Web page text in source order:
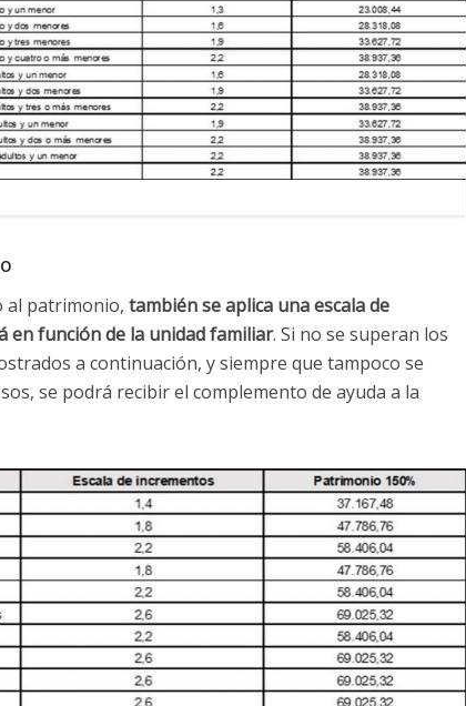
al patrimonio, también se aplica una escala de
en función de la unidad familiar. Si no se superan los
a continuación, y siempre que tampoco se
se podrá recibir el complemento de ayuda a la